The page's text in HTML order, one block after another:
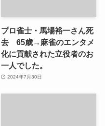
プロ雀士・馬場裕一さん死
去 65歳→麻雀のエンタメ
化に貢献された立役者のお
一人でした。
2024年7月30日